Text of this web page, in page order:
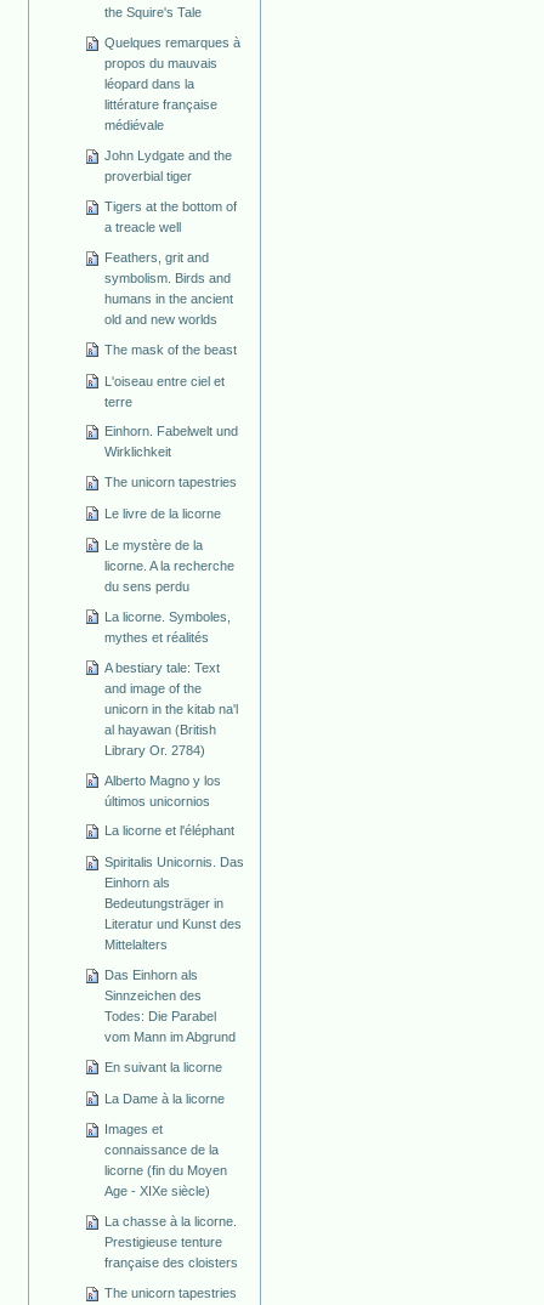
the Squire's Tale
Quelques remarques à
propos du mauvais
léopard dans la
littérature française
médiévale
John Lydgate and the
proverbial tiger
Tigers at the bottom of
a treacle well
Feathers, grit and
symbolism. Birds and
humans in the ancient
old and new worlds
The mask of the beast
L'oiseau entre ciel et
terre
Einhorn. Fabelwelt und
Wirklichkeit
The unicorn tapestries
Le livre de la licorne
Le mystère de la
licorne. A la recherche
du sens perdu
La licorne. Symboles,
mythes et réalités
A bestiary tale: Text
and image of the
unicorn in the kitab na'l
al hayawan (British
Library Or. 2784)
Alberto Magno y los
últimos unicornios
La licorne et l'éléphant
Spiritalis Unicornis. Das
Einhorn als
Bedeutungsträger in
Literatur und Kunst des
Mittelalters
Das Einhorn als
Sinnzeichen des
Todes: Die Parabel
vom Mann im Abgrund
En suivant la licorne
La Dame à la licorne
Images et
connaissance de la
licorne (fin du Moyen
Age - XIXe siècle)
La chasse à la licorne.
Prestigieuse tenture
française des cloisters
The unicorn tapestries